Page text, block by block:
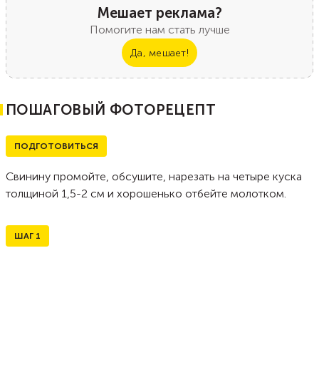
Мешает реклама?
Помогите нам стать лучше
Да, мешает!
ПОШАГОВЫЙ ФОТОРЕЦЕПТ
ПОДГОТОВИТЬСЯ
Свинину промойте, обсушите, нарезать на четыре куска
толщиной 1,5-2 см и хорошенько отбейте молотком.
ШАГ 1